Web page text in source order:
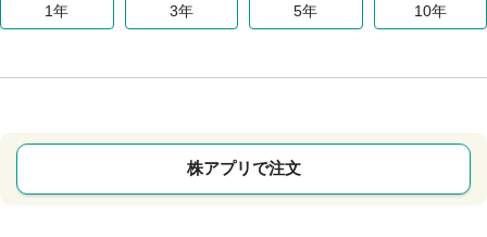
1年 3年 5年 10年
株アプリで注文